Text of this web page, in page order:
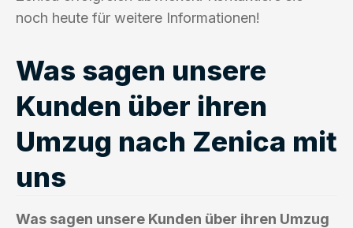
noch heute für weitere Informationen!
Was sagen unsere
Kunden über ihren
Umzug nach Zenica mit
uns
Was sagen unsere Kunden über ihren Umzug